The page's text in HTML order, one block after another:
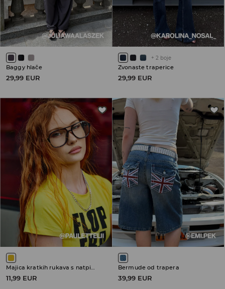
Baggy hlače
29,99 EUR
+ 2 boje
Zvonaste traperice
29,99 EUR
11,99 EUR
Bermude od trapera
39,99 EUR